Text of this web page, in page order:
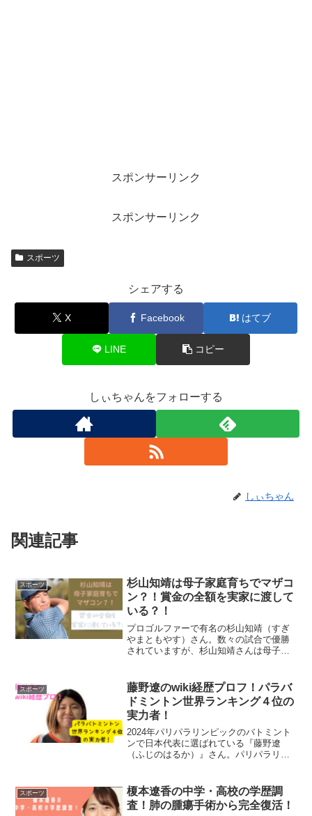
スポンサーリンク
スポンサーリンク
スポーツ
シェアする
X Facebook はてブ
LINE コピー
しぃちゃんをフォローする
しぃちゃん
関連記事
スポーツ
杉山知靖は母子家庭育ちでマザコ
ン？！賞金の全額を実家に渡して
いる？！
プロゴルファーで有名の杉山知靖（すぎ
やまともやす）さん。数々の試合で優勝
されていますが、杉山知靖さんは母子家
まうこともあるかと思います。しかし、
杉山知靖さんのマザコンが...
スポーツ
藤野遼のwiki経歴プロフ！パラバ
ドミントン世界ランキング４位の
実力者！
2024年パリパラリンピックのバトミント
ンで日本代表に選ばれている『藤野遼
（ふじのはるか）』さん。パリパラリン
か見ていきましょう。藤野遼のwiki風プロ
フ名前：藤野遼（...
スポーツ
榎本遼香の中学・高校の学歴調
査！肺の腫瘍手術から完全復活！